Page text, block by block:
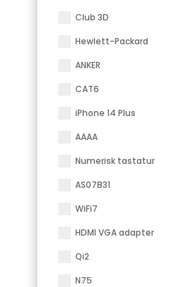
Club 3D
Hewlett-Packard
ANKER
CAT6
iPhone 14 Plus
AAAA
Numerisk tastatur
AS07B31
WiFi7
HDMI VGA adapter
Qi2
N75